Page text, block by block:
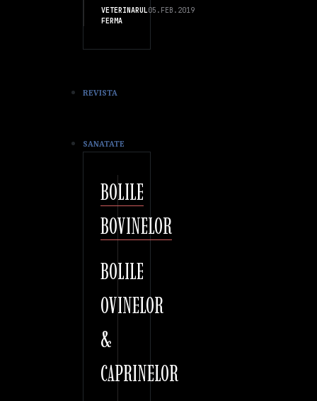
VETERINARUL
FERMA
05.FEB.2019
REVISTA
SANATATE
BOLILE
BOVINELOR
BOLILE
OVINELOR
&
CAPRINELOR